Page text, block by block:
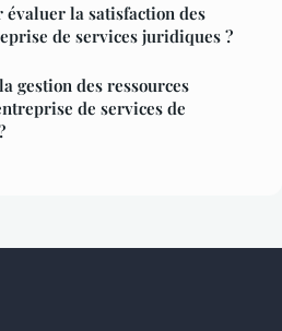
la satisfaction des
de services juridiques ?
gestion des ressources
de services de